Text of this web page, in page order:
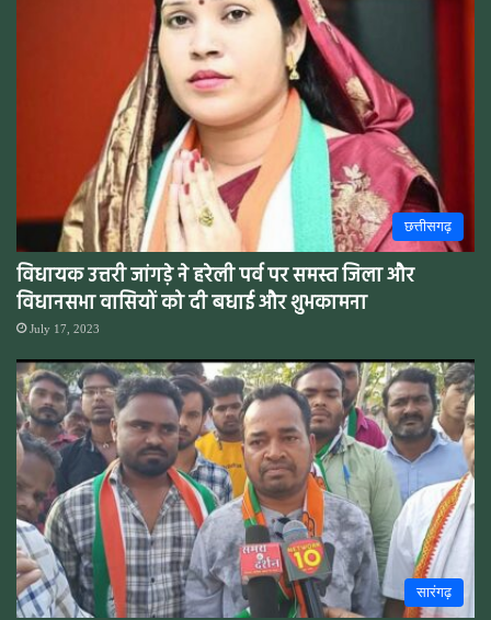
छत्तीसगढ़
विधायक उत्तरी जांगड़े ने हरेली पर्व पर समस्त जिला और
विधानसभा वासियों को दी बधाई और शुभकामना
July 17, 2023
सारंगढ़